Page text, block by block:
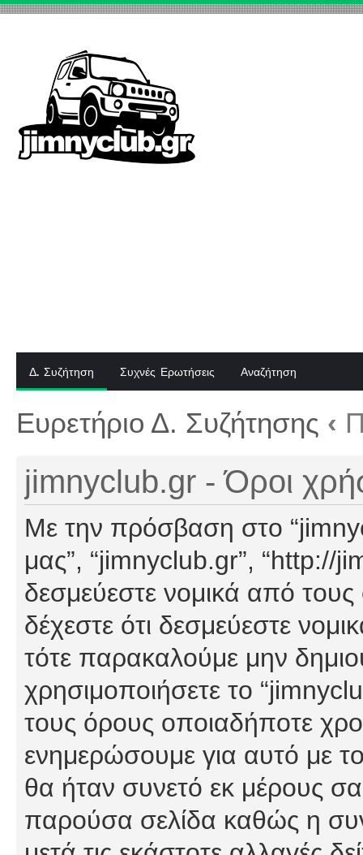
Δ. Συζήτηση Συχνές Ερωτήσεις Αναζήτηση
Ευρετήριο Δ. Συζήτησης ‹
jimnyclub.gr - Όροι
Με την πρόσβαση στο
μας”, “jimnyclub.gr”, “http://
δεσμεύεστε νομικά από
δέχεστε ότι δεσμεύεστε
τότε παρακαλούμε μην
χρησιμοποιήσετε το
τους όρους οποιαδήποτε
ενημερώσουμε για αυτό με
θα ήταν συνετό εκ μέρους
παρούσα σελίδα καθώς η